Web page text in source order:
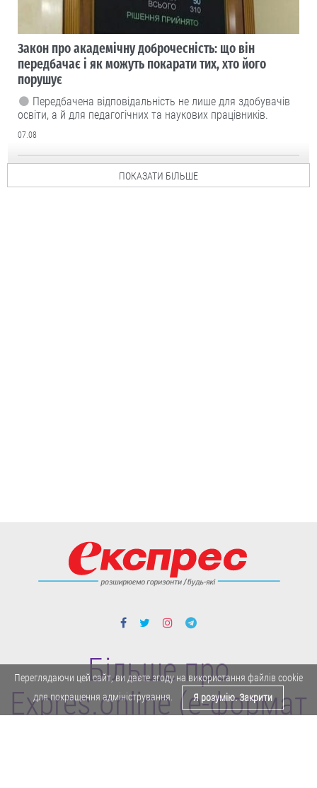
Закон про академічну доброчесність: що він
передбачає і як можуть покарати тих, хто його
порушує
Передбачена відповідальність не лише для здобувачів
освіти, а й для педагогічних та наукових працівників.
07.08
ПОКАЗАТИ БІЛЬШЕ
Більше про
Expres.online (e-формат
Переглядаючи цей сайт, ви даєте згоду на використання файлів cookie
для покращення адміністрування.
Я розумію. Закрити